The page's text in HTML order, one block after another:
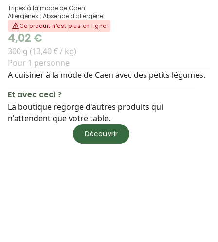
Tripes à la mode de Caen
Allergènes : Absence d'allergène
Ce produit n'est plus en ligne
4,02 €
300 g (13,40 € / kg)
Pour 1 personne
A cuisiner à la mode de Caen avec des petits légumes.
Et avec ceci ?
La boutique regorge d'autres produits qui
n'attendent que votre table.
Découvrir